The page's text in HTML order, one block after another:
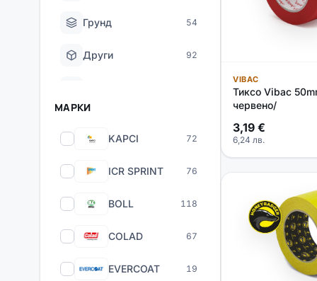
Грунд 54
Други 92
МАРКИ
KAPCI 72
ICR SPRINT 76
BOLL 118
COLAD 67
EVERCOAT 19
VIBAC
Тиксо Vibac
червено/
3,19 €
6,24 лв.